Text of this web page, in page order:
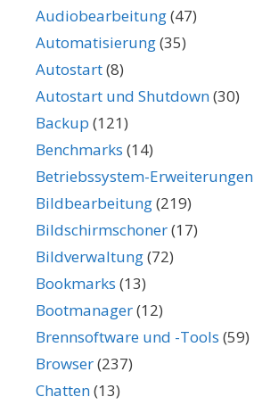
Audiobearbeitung(47)
Automatisierung(35)
Autostart(8)
Autostart und Shutdown(30)
Backup (121)
Benchmarks (14)
Betriebssystem-Erweiterungen
Bildbearbeitung(219)
Bildschirmschoner(17)
Bildverwaltung(72)
Bookmarks (13)
Bootmanager(12)
Brennsoftware und -Tools (59)
Browser(237)
Chatten(13)